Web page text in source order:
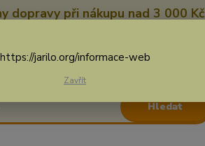
dopravy při nákupu nad 3 000
Hledat
https://jarilo.org/informace-web
Zavřít